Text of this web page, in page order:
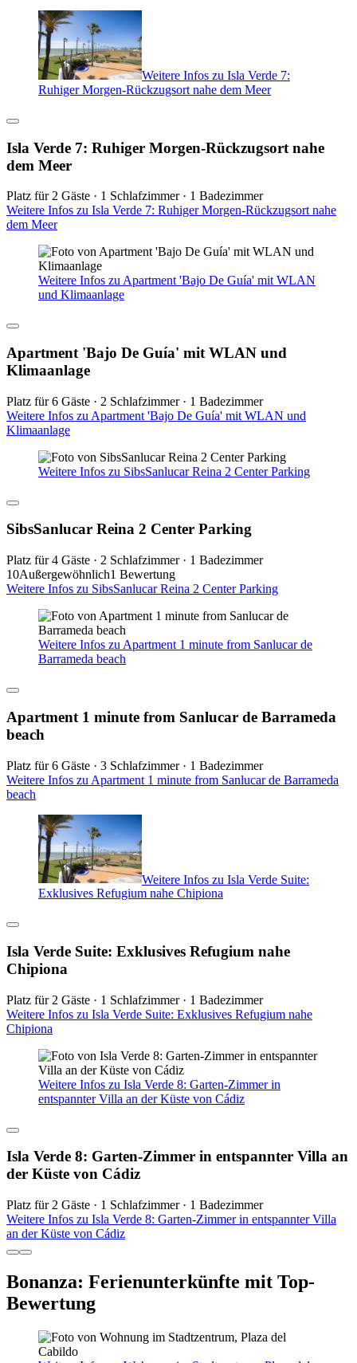
Weitere Infos zu Isla Verde 7:
Ruhiger Morgen-Rückzugsort nahe dem Meer
Isla Verde 7: Ruhiger Morgen-Rückzugsort nahe
dem Meer
Platz für 2 Gäste · 1 Schlafzimmer · 1 Badezimmer
Weitere Infos zu Isla Verde 7: Ruhiger Morgen-Rückzugsort nahe
dem Meer
Weitere Infos zu Apartment 'Bajo De Guía' mit WLAN
und Klimaanlage
Apartment 'Bajo De Guía' mit WLAN und
Klimaanlage
Platz für 6 Gäste · 2 Schlafzimmer · 1 Badezimmer
Weitere Infos zu Apartment 'Bajo De Guía' mit WLAN und
Klimaanlage
Weitere Infos zu SibsSanlucar Reina 2 Center Parking
SibsSanlucar Reina 2 Center Parking
Platz für 4 Gäste · 2 Schlafzimmer · 1 Badezimmer
10Außergewöhnlich1 Bewertung
Weitere Infos zu SibsSanlucar Reina 2 Center Parking
Weitere Infos zu Apartment 1 minute from Sanlucar de
Barrameda beach
Apartment 1 minute from Sanlucar de Barrameda
beach
Platz für 6 Gäste · 3 Schlafzimmer · 1 Badezimmer
Weitere Infos zu Apartment 1 minute from Sanlucar de Barrameda
beach
Weitere Infos zu Isla Verde Suite:
Exklusives Refugium nahe Chipiona
Isla Verde Suite: Exklusives Refugium nahe
Chipiona
Platz für 2 Gäste · 1 Schlafzimmer · 1 Badezimmer
Weitere Infos zu Isla Verde Suite: Exklusives Refugium nahe
Chipiona
Weitere Infos zu Isla Verde 8: Garten-Zimmer in
entspannter Villa an der Küste von Cádiz
Isla Verde 8: Garten-Zimmer in entspannter Villa an
der Küste von Cádiz
Platz für 2 Gäste · 1 Schlafzimmer · 1 Badezimmer
Weitere Infos zu Isla Verde 8: Garten-Zimmer in entspannter Villa
an der Küste von Cádiz
Bonanza: Ferienunterkünfte mit Top-
Bewertung